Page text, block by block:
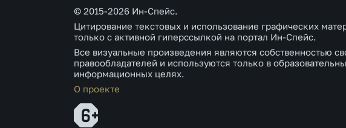
© 2015-2026 Ин-Спейс.
Цитирование текстовых и использование графических
только с активной гиперссылкой на портал Ин-Спейс.
Все визуальные произведения являются собственностью
правообладателей и используются только в
информационных целях.
О проекте